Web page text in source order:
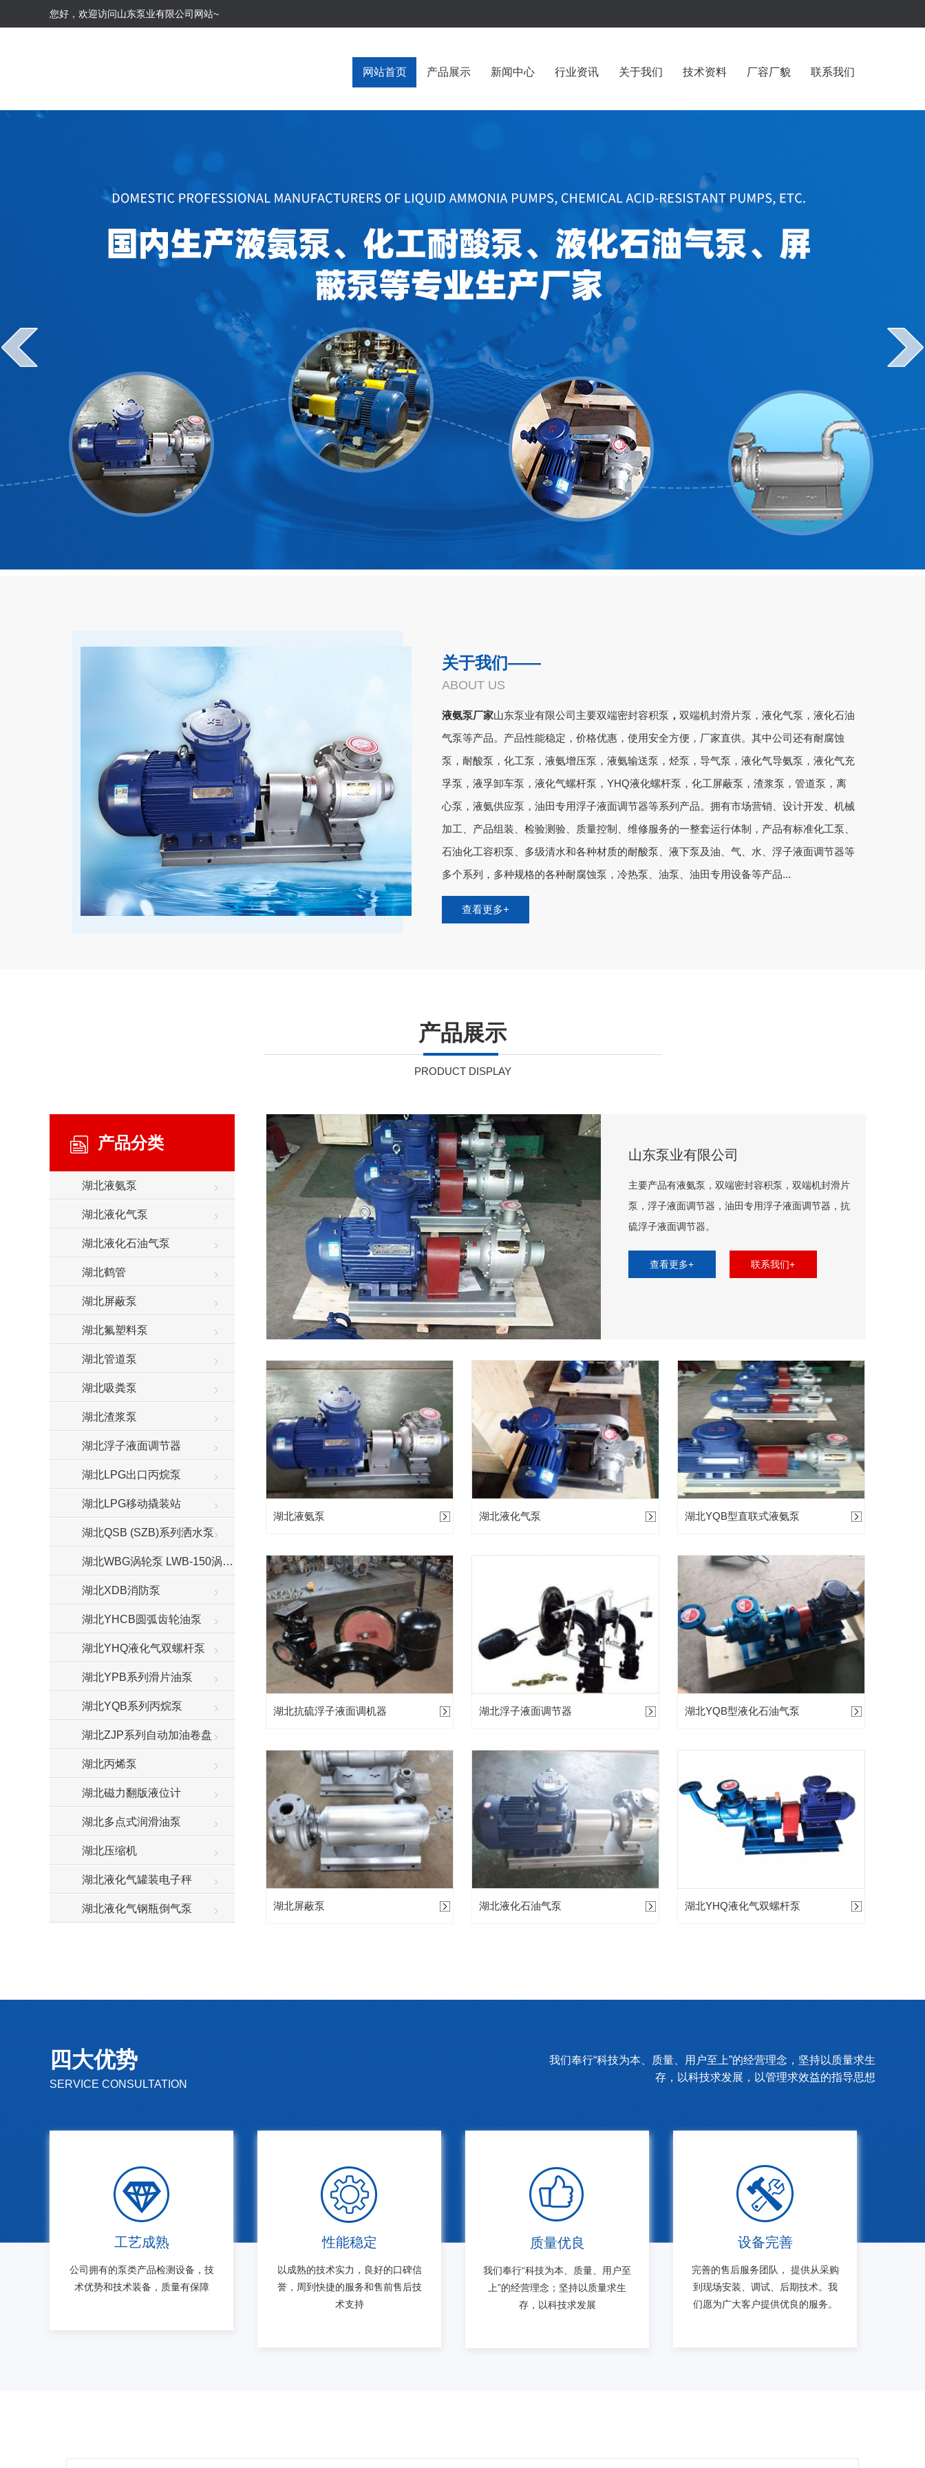
您好，欢迎访问山东泵业有限公司网站~
网站首页 产品展示 新闻中心 行业资讯 关于我们 技术资料 厂容厂貌 联系我们
关于我们——
ABOUT US
液氨泵厂家山东泵业有限公司主要双端密封容积泵 ， 双端机封滑片泵，液化气泵，液化石油
气泵等产品。 产品性能稳定，价格优惠，使用安全方便，厂家直供。 其中公司还有耐腐蚀
泵，耐酸泵，化工泵，液氨增压泵，液氨输送泵，烃泵，导气泵，液化气导氨泵，液化气充
孚泵，液孚卸车泵，液化气螺杆泵，YHQ液化螺杆泵，化工屏蔽泵，渣浆泵，管道泵，离
心泵，液氨供应泵，油田专用浮子液面调节器等系列产品。拥有市场营销、设计开发、机械
加工、产品组装、检验测验、质量控制、维修服务的一整套运行体制，产品有标准化工泵、
石油化工容积泵、多级清水和各种材质的耐酸泵、液下泵及油、气、水、浮子液面调节器等
多个系列，多种规格的各种耐腐蚀泵，冷热泵、油泵、油田专用设备等产品...
查看更多+
产品展示
PRODUCT DISPLAY
产品分类
湖北液氨泵
湖北液化气泵
湖北液化石油气泵
湖北鹤管
湖北屏蔽泵
湖北氟塑料泵
湖北管道泵
湖北吸粪泵
湖北渣浆泵
湖北浮子液面调节器
湖北LPG出口丙烷泵
湖北LPG移动撬装站
湖北QSB (SZB)系列洒水泵
湖北WBG涡轮泵 LWB-150涡轮增压泵
湖北XDB消防泵
湖北YHCB圆弧齿轮油泵
湖北YHQ液化气双螺杆泵
湖北YPB系列滑片油泵
湖北YQB系列丙烷泵
湖北ZJP系列自动加油卷盘
湖北丙烯泵
湖北磁力翻版液位计
湖北多点式润滑油泵
湖北压缩机
湖北液化气罐装电子秤
湖北液化气钢瓶倒气泵
山东泵业有限公司
主要产品有液氨泵，双端密封容积泵，双端机封滑片
泵，浮子液面调节器，油田专用浮子液面调节器，抗
硫浮子液面调节器。
查看更多+ 联系我们+
湖北液氨泵 湖北液化气泵 湖北YQB型直联式液氨泵
湖北抗硫浮子液面调机器 湖北浮子液面调节器 湖北YQB型液化石油气泵
湖北屏蔽泵 湖北液化石油气泵 湖北YHQ液化气双螺杆泵
四大优势
SERVICE CONSULTATION
我们奉行“科技为本、质量、用户至上”的经营理念，坚持以质量求生
存，以科技求发展，以管理求效益的指导思想
工艺成熟
公司拥有的泵类产品检测设备，技
术优势和技术装备，质量有保障
性能稳定
以成熟的技术实力，良好的口碑信
誉，周到快捷的服务和售前售后技
术支持
质量优良
我们奉行“科技为本、质量、用户至
上”的经营理念；坚持以质量求生
存，以科技求发展
设备完善
完善的售后服务团队， 提供从采购
到现场安装、调试、后期技术。我
们愿为广大客户提供优良的服务。